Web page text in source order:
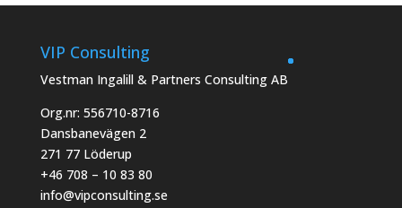
VIP Consulting
Vestman Ingalill & Partners Consulting AB
Org.nr: 556710-8716
Dansbanevägen 2
271 77 Löderup
+46 708 – 10 83 80
info@vipconsulting.se